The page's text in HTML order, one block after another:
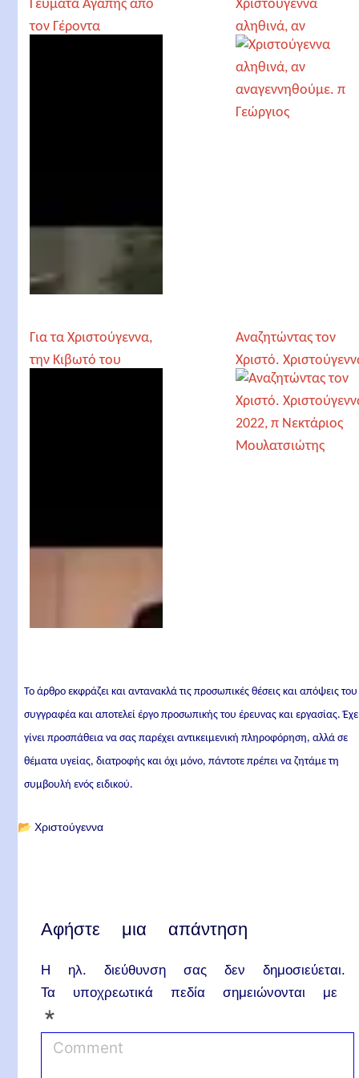
Γεύματα Αγάπης από
τον Γέροντα
Χριστούγεννα
αληθινά, αν
αναγεννηθούμε. π
Γεώργιος
Για τα Χριστούγεννα,
την Κιβωτό του
Αναζητώντας τον
Χριστό.
2022, π Νεκτάριος
Μουλατσιώτης
Το άρθρο εκφράζει και αντανακλά τις προσωπικές θέσεις και απόψεις του
συγγραφέα και αποτελεί έργο προσωπικής του έρευνας και εργασίας.
γίνει προσπάθεια να σας παρέχει αντικειμενική πληροφόρηση, αλλά σε
θέματα υγείας, διατροφής και όχι μόνο, πάντοτε πρέπει να ζητάμε τη
συμβουλή ενός ειδικού.
📂 Χριστούγεννα
Αφήστε μια απάντηση
Η ηλ. διεύθυνση σας δεν δημοσιεύεται.
Τα υποχρεωτικά πεδία σημειώνονται με
*